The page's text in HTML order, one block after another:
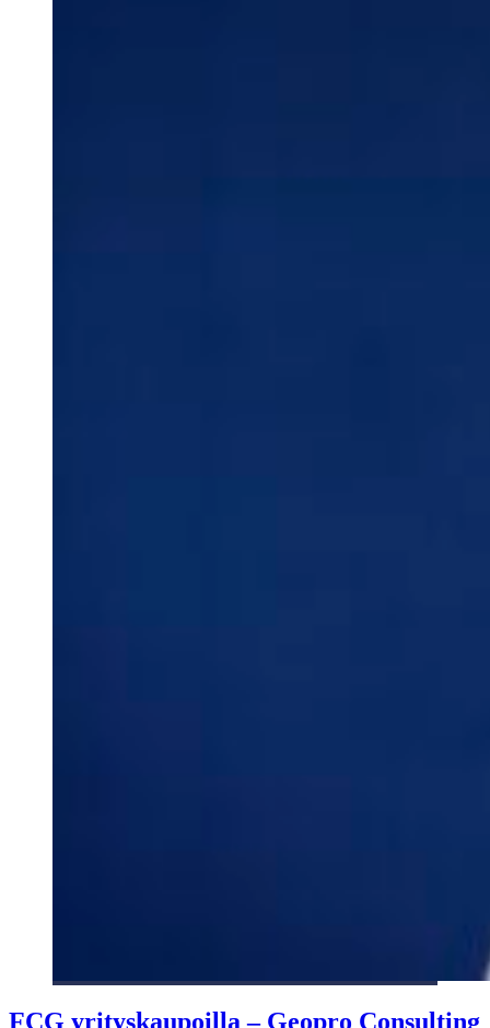
FCG yrityskaupoilla – Geopro Consulting